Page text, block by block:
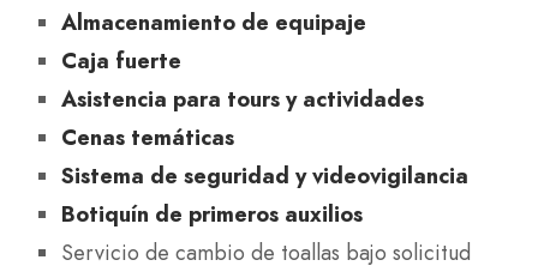
Almacenamiento de equipaje
Caja fuerte
Asistencia para tours y actividades
Cenas temáticas
Sistema de seguridad y videovigilancia
Botiquín de primeros auxilios
Servicio de cambio de toallas bajo solicitud